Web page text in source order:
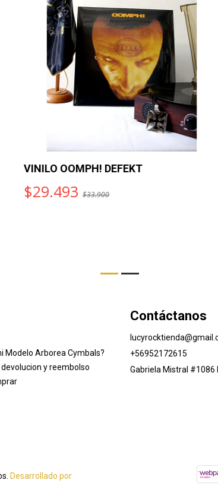
VINILO OOMPH! DEFEKT
$29.493 $33.900
Modelo Arborea Cymbals?
devolucion y reembolso
Contáctanos
+56952172615
Gabriela Mistral #1086
Desarrollado por